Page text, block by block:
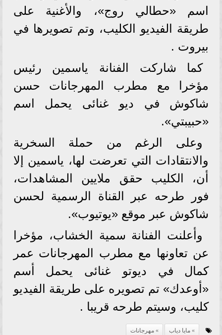
اسم «حطالي روج»، والأغنية على
طريقة الفيديو الكليب، وتم تصويرها في
بيروت .
كما شاركت الفنانة ياسمين رئيس
مؤخرا مع مطرب المهرجانات حسن
شاكوش في ديو غنائى يحمل اسم
«حبيبتي».
وعلى الرغم من حملة السخرية
والانتقادات التي تعرضت لها، ياسمين إلا
أن، الكليب حقق ملايين المشاهدات،
فور طرحه عبر القناة الرسمية لحسن
شاكوش عبر موقع «يوتيوب».
وأعلنت الفنانة سمية الخشاب، مؤخرا
عن تعاونها مع مطرب المهرجانات عمر
كمال في ديوتو غنائى يحمل أسم
«أوعدك» تم تصويره على طريقة الفيديو
كليب، وسيتم طرحه قريبا .
مايا دياب مهرجانات